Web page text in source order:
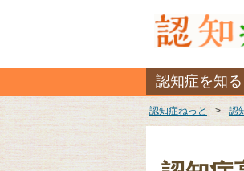
認知症を知る
認知症ねっと > 認